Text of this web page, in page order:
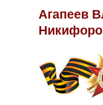
Агапеев